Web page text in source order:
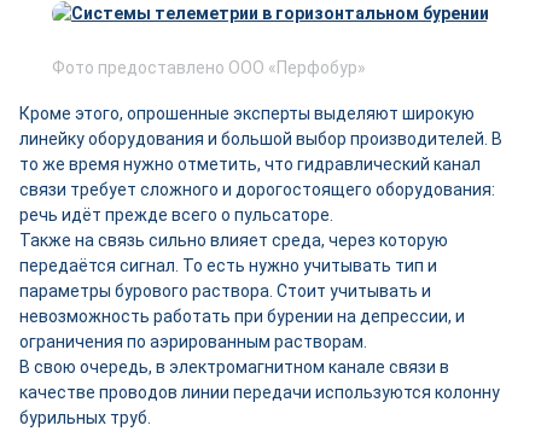
Фото предоставлено ООО «Перфобур»
Кроме этого, опрошенные эксперты выделяют широкую
линейку оборудования и большой выбор производителей. В
то же время нужно отметить, что гидравлический канал
связи требует сложного и дорогостоящего оборудования:
речь идёт прежде всего о пульсаторе.
Также на связь сильно влияет среда, через которую
передаётся сигнал. То есть нужно учитывать тип и
параметры бурового раствора. Стоит учитывать и
невозможность работать при бурении на депрессии, и
ограничения по аэрированным растворам.
В свою очередь, в электромагнитном канале связи в
качестве проводов линии передачи используются колонну
бурильных труб.